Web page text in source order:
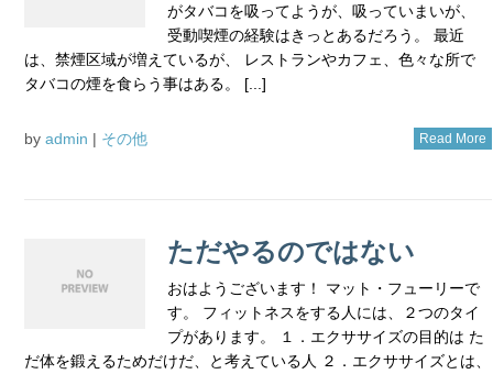
がタバコを吸ってようが、吸っていまいが、
受動喫煙の経験はきっとあるだろう。 最近
は、禁煙区域が増えているが、 レストランやカフェ、色々な所で
タバコの煙を食らう事はある。 [...]
by admin | その他 Read More
ただやるのではない
おはようございます！ マット・フューリーで
す。 フィットネスをする人には、２つのタイ
プがあります。 １．エクササイズの目的は た
だ体を鍛えるためだけだ、と考えている人 ２．エクササイズとは、